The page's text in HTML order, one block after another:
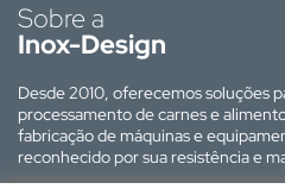
Sobre a
Inox-Design
Desde 2010, oferecemos soluções
processamento de carnes e
fabricação de máquinas e
reconhecido por sua resistência e